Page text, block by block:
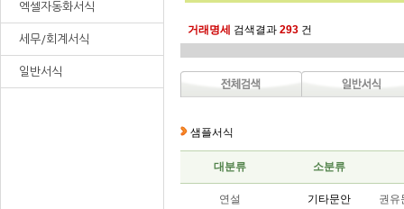
엑셀자동화서식
세무/회계서식
일반서식
거래명세 검색결과 293 건
샘플서식
대분류 소분류
연설 기타문안 권유